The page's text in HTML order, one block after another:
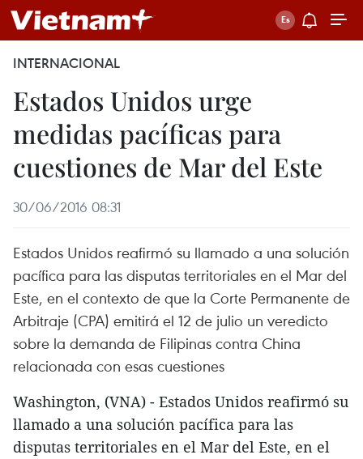
INTERNACIONAL
Estados Unidos urge
medidas pacíficas para
cuestiones de Mar del Este
30/06/2016 08:31
Estados Unidos reafirmó su llamado a una solución
pacífica para las disputas territoriales en el Mar del
Este, en el contexto de que la Corte Permanente de
Arbitraje (CPA) emitirá el 12 de julio un veredicto
sobre la demanda de Filipinas contra China
relacionada con esas cuestiones
Washington, (VNA) - Estados Unidos reafirmó su
llamado a una solución pacífica para las
disputas territoriales en el Mar del Este, en el